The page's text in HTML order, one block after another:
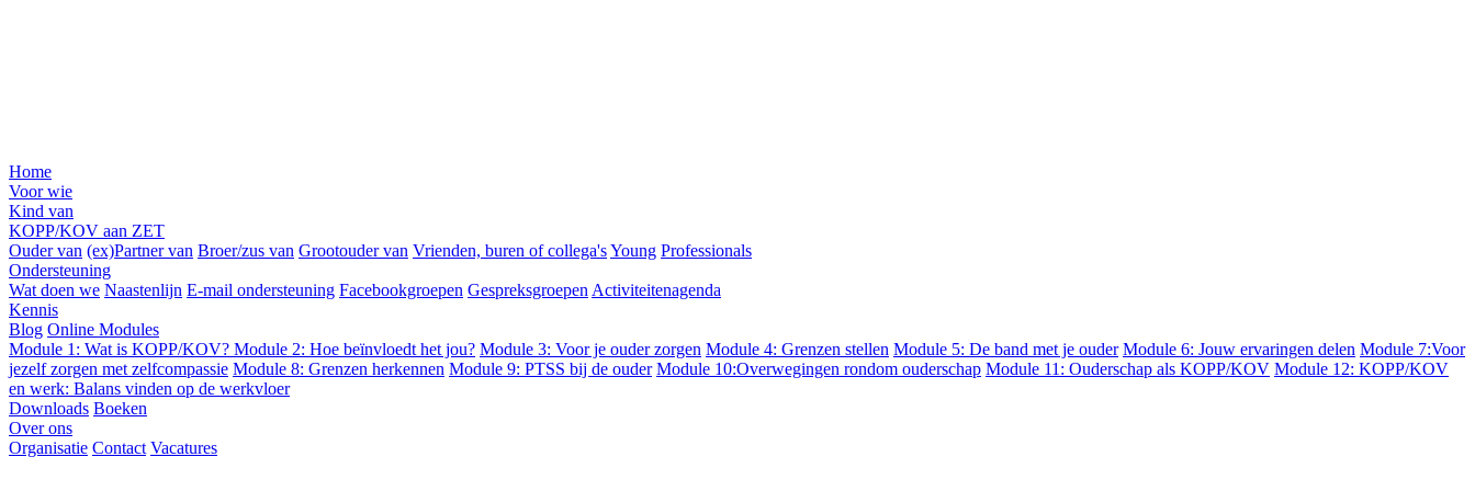
Home
Voor wie
Kind van
KOPP/KOV aan ZET
Ouder van (ex)Partner van Broer/zus van Grootouder van Vrienden, buren of collega'sYoung Professionals
Ondersteuning
Wat doen we Naastenlijn E-mail ondersteuning Facebookgroepen Gespreksgroepen Activiteitenagenda
Kennis
Blog Online Modules
Module 1: Wat is KOPP/KOV? Module 2: Hoe beïnvloedt het jou? Module 3: Voor je ouder zorgen Module 4: Grenzen stellen Module 5: De band met je ouder Module 6: Jouw ervaringen delen Module 7:Voor
jezelf zorgen met zelfcompassie Module 8: Grenzen herkennen Module 9: PTSS bij de ouder Module 10:Overwegingen rondom ouderschap Module 11: Ouderschap als KOPP/KOV Module 12: KOPP/KOV
en werk: Balans vinden op de werkvloer
Downloads Boeken
Over ons
Organisatie Contact Vacatures